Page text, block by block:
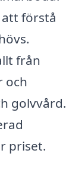
förstå
från
och
golvvård.
priset.